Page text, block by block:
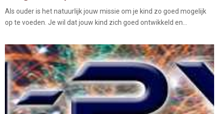
Als ouder is het natuurlijk jouw missie om je kind zo goed mogelijk
op te voeden. Je wil dat jouw kind zich goed ontwikkeld en...